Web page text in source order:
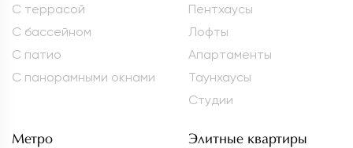
С террасой
С бассейном
С патио
С панорамными окнами
Пентхаусы
Лофты
Апартаменты
Таунхаусы
Студии
Метро Элитные квартиры